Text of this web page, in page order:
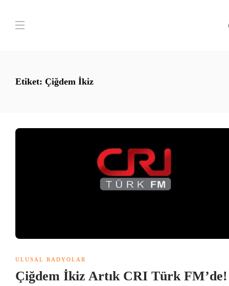
Etiket: Çiğdem İkiz
ULUSAL RADYOLAR
Çiğdem İkiz Artık CRI Türk